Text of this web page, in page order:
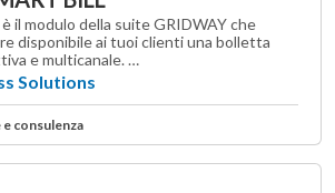
il modulo della suite GRIDWAY che
disponibile ai tuoi clienti una bolletta
e multicanale. …
Solutions
consulenza